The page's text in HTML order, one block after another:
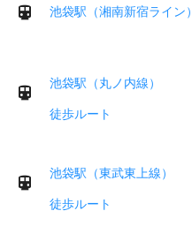
池袋駅（湘南新宿ライン）
池袋駅（丸ノ内線）
徒歩ルート
池袋駅（東武東上線）
徒歩ルート